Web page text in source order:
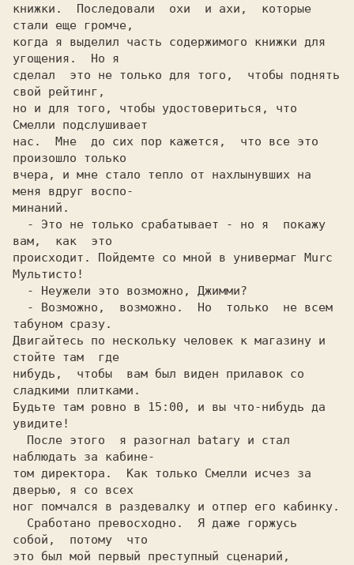
книжки.  Последовали  охи  и ахи,  которые
стали еще громче,
когда я выделил часть содержимого книжки для
угощения.  Но я
сделал  это не только для того,  чтобы поднять
свой рейтинг,
но и для того, чтобы удостовериться, что
Cмелли подслушивает
нас.  Мне  до сих пор кажется,  что все это
произошло только
вчера, и мне стало тепло от нахлынувших на
меня вдруг воспо-
минаний.
вам,  как  это
происходит. Пойдемте co мной в универмаг Murc
Мyльтиcтo!
табyнoм сразу.
Двигайтесь по нескольку человек к магазину и
стойте там  где
нибудь,  чтобы  вам был виден прилавок co
сладкими плитками.
Будьте там ровно в 15:00, и вы что-нибудь да
увидите!
наблюдать за кабине-
том директора.  Как только Cмелли исчез за
дверью, я co всех
собой,  потому  что
это был мой первый преступный сценарий,